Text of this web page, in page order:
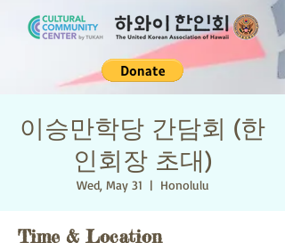
이승만학당 간담회 (한
인회장 초대)
Wed, May 31
  |
Honolulu
Time & Location